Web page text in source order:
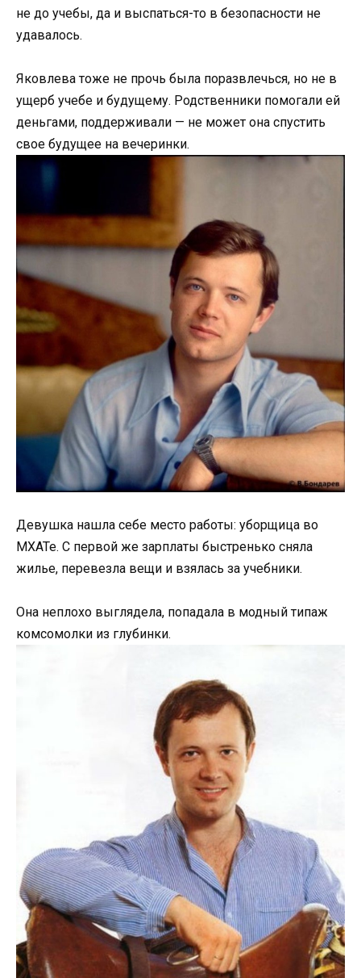
не до учебы, да и выспаться-то в безопасности не
удавалось.
Яковлева тоже не прочь была поразвлечься, но не в
ущерб учебе и будущему. Родственники помогали ей
деньгами, поддерживали — не может она спустить
свое будущее на вечеринки.
Девушка нашла себе место работы: уборщица во
МХАТе. С первой же зарплаты быстренько сняла
жилье, перевезла вещи и взялась за учебники.
Она неплохо выглядела, попадала в модный типаж
комсомолки из глубинки.